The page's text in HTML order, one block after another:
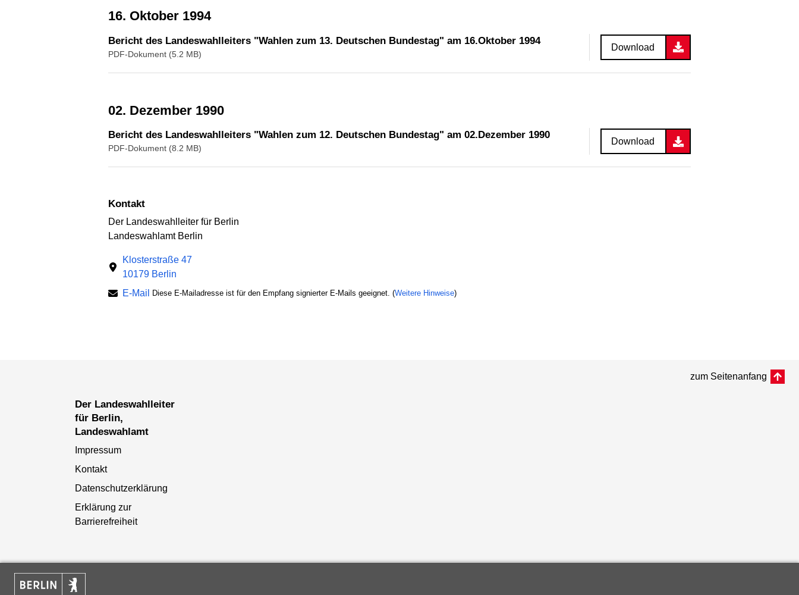
16. Oktober 1994
Bericht des Landeswahlleiters "Wahlen zum 13. Deutschen Bundestag" am 16.Oktober 1994
PDF-Dokument (5.2 MB)
Download
02. Dezember 1990
Bericht des Landeswahlleiters "Wahlen zum 12. Deutschen Bundestag" am 02.Dezember 1990
PDF-Dokument (8.2 MB)
Download
Kontakt
Der Landeswahlleiter für Berlin
Landeswahlamt Berlin
Klosterstraße 47
10179 Berlin
E-Mail
Diese E-Mailadresse ist für den Empfang signierter E-Mails geeignet. (Weitere Hinweise)
zum Seitenanfang
Der Landeswahlleiter
für Berlin,
Landeswahlamt
Impressum
Kontakt
Datenschutzerklärung
Erklärung zur
Barrierefreiheit